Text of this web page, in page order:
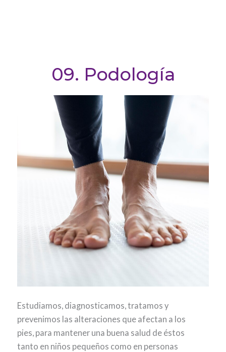
09. Podología
Estudiamos, diagnosticamos, tratamos y
prevenimos las alteraciones que afectan a los
pies, para mantener una buena salud de éstos
tanto en niños pequeños como en personas